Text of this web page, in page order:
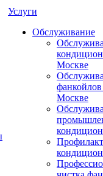
Услуги
Обслуживание
Москве
Москве